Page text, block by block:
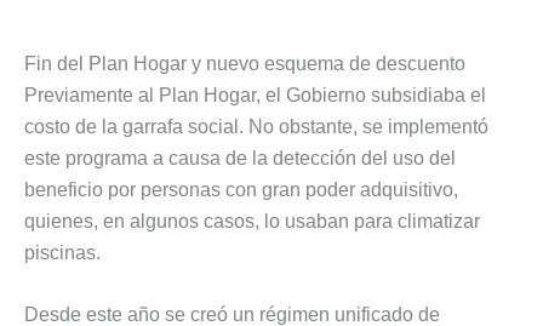
Fin del Plan Hogar y nuevo esquema de descuento
Previamente al Plan Hogar, el Gobierno subsidiaba el
costo de la garrafa social. No obstante, se implementó
este programa a causa de la detección del uso del
beneficio por personas con gran poder adquisitivo,
quienes, en algunos casos, lo usaban para climatizar
piscinas.
Desde este año se creó un régimen unificado de